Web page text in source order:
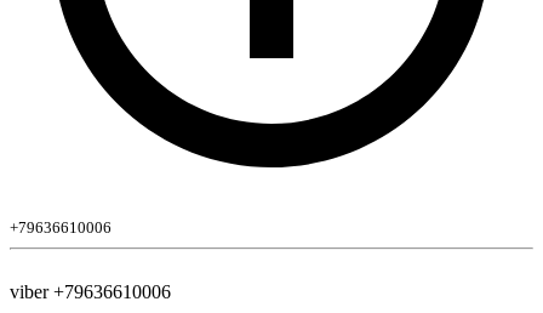
+79636610006
viber +79636610006